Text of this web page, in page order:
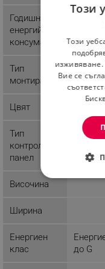
Годишна
енергийна
консумация
102.1
Тип
монтиране
Цвят
Тип
контролен
панел
Височина
Ширина
Енергиен
клас
до G
Този
Този
Вие се